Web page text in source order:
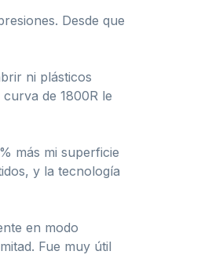
Desde que
ni plásticos
de 1800R le
más mi superficie
y la tecnología
en modo
Fue muy útil